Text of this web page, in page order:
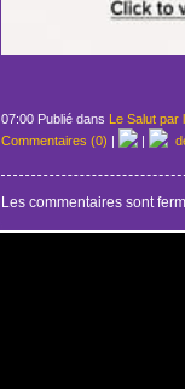
07:00 Publié dans Le Salut par
Commentaires (0) | |
Les commentaires sont